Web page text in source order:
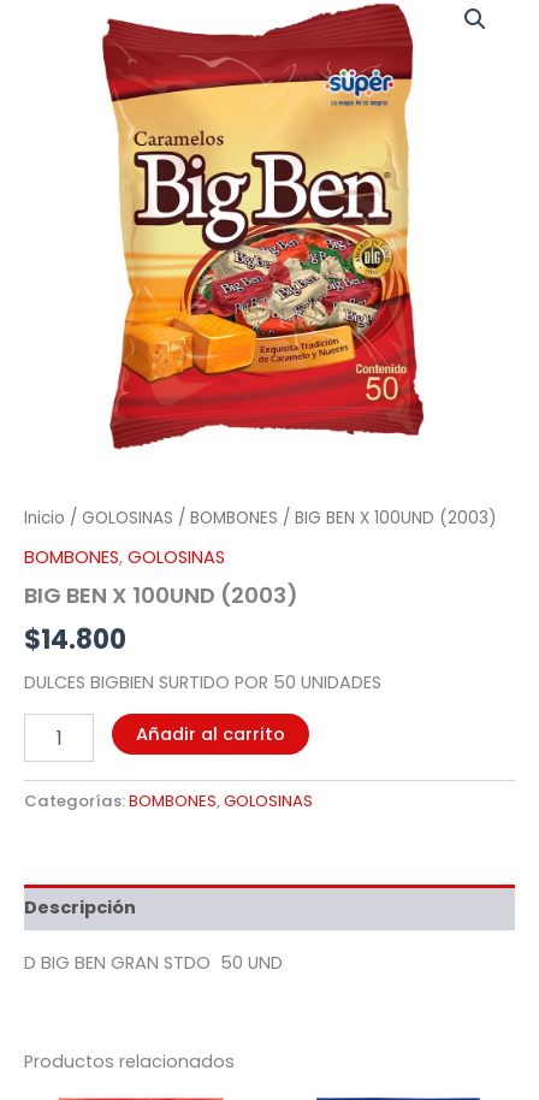
Inicio / GOLOSINAS / BOMBONES / BIG BEN X 100UND (2003)
BOMBONES, GOLOSINAS
BIG BEN X 100UND (2003)
$14.800
DULCES BIGBIEN SURTIDO POR 50 UNIDADES
Añadir al carrito
Categorías:BOMBONES,GOLOSINAS
Descripción
D BIG BEN GRAN STDO 50 UND
Productos relacionados